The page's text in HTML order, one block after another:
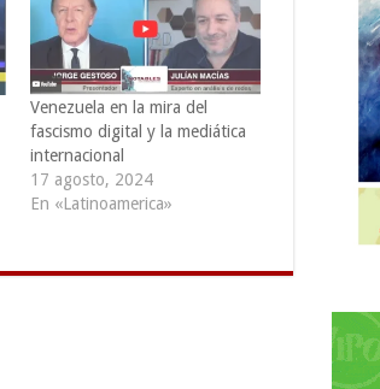
Venezuela en la mira del
fascismo digital y la mediática
internacional
17 agosto, 2024
En «Latinoamerica»